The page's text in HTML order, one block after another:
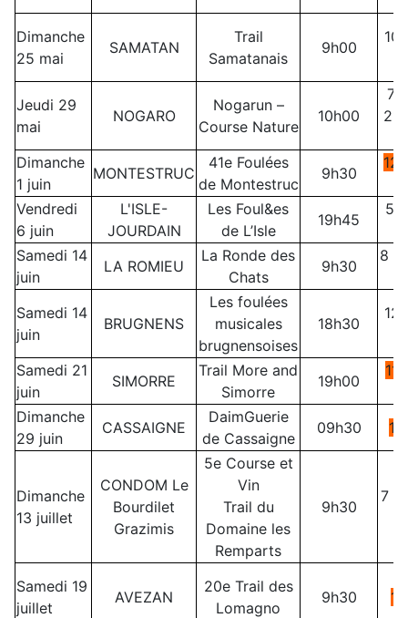
Dimanche
25 mai
SAMATAN
Trail
Samatanais
9h00
10
Jeudi 29
mai
NOGARO
Nogarun –
Course Nature
10h00
7,
21
Dimanche
1 juin
MONTESTRUC
41e Foulées
de Montestruc
9h30
12
Vendredi
6 juin
L'ISLE-
JOURDAIN
Les Foul&es
de L’Isle
19h45
5,
Samedi 14
juin
LA ROMIEU
La Ronde des
Chats
9h30
8
Samedi 14
juin
BRUGNENS
Les foulées
musicales
brugnensoises
18h30
Samedi 21
juin
SIMORRE
Trail More and
Simorre
19h00
11
Dimanche
29 juin
CASSAIGNE
DaimGuerie
de Cassaigne
09h30
Dimanche
13 juillet
CONDOM Le
Bourdilet
Grazimis
5e Course et
Vin
Trail du
Domaine les
Remparts
9h30
7
Samedi 19
juillet
AVEZAN
20e Trail des
Lomagno
9h30